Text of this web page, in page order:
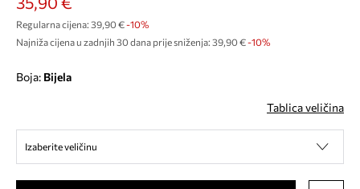
Regularna cijena: 39,90 €-10%
Najniža cijena u zadnjih 30 dana prije sniženja: 39,90 € -10%
Boja: bijela
Tablica veličina
Izaberite veličinu